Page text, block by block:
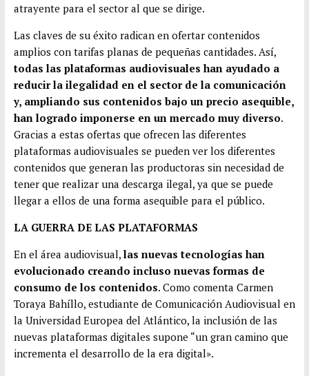
atrayente para el sector al que se dirige.
Las claves de su éxito radican en ofertar contenidos
amplios con tarifas planas de pequeñas cantidades. Así,
todas las plataformas audiovisuales han ayudado a
reducir la ilegalidad en el sector de la comunicación
y, ampliando sus contenidos bajo un precio asequible,
han logrado imponerse en un mercado muy diverso.
Gracias a estas ofertas que ofrecen las diferentes
plataformas audiovisuales se pueden ver los diferentes
contenidos que generan las productoras sin necesidad de
tener que realizar una descarga ilegal, ya que se puede
llegar a ellos de una forma asequible para el público.
LA GUERRA DE LAS PLATAFORMAS
En el área audiovisual, las nuevas tecnologías han
evolucionado creando incluso nuevas formas de
consumo de los contenidos. Como comenta Carmen
Toraya Bahíllo, estudiante de Comunicación Audiovisual en
la Universidad Europea del Atlántico, la inclusión de las
nuevas plataformas digitales supone “un gran camino que
incrementa el desarrollo de la era digital».